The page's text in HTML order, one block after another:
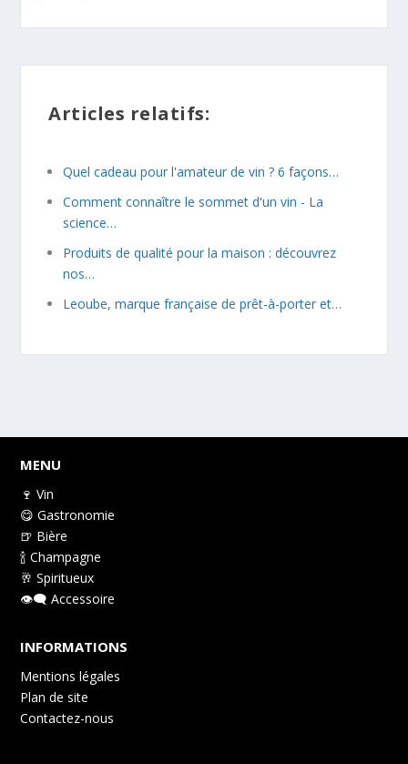
Articles relatifs:
Quel cadeau pour l'amateur de vin ? 6 façons…
Comment connaître le sommet d'un vin - La
science…
Produits de qualité pour la maison : découvrez
nos…
Leoube, marque française de prêt-à-porter et…
MENU
🍷 Vin
😋 Gastronomie
🍺 Bière
🍾 Champagne
🥂 Spiritueux
👁️‍🗨️ Accessoire
INFORMATIONS
Mentions légales
Plan de site
Contactez-nous